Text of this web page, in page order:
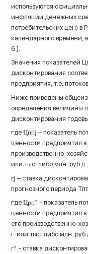
используются
инфляции денежных
потребительских цен) в
календарного времени,
6 ].
Значения показателей
дисконтирования
предприятия, т.е.
Ниже приведены
определения величины
дисконтирования
гдеЦппj – показатель
ценности предприятия в
производственно-
или тыс. либо млн. руб./
гj – ставка
прогнозного периода
гдеЦрп? - показатель
ценности предприятия в
его производственно-
г. или тыс. либо млн.
г? - ставка